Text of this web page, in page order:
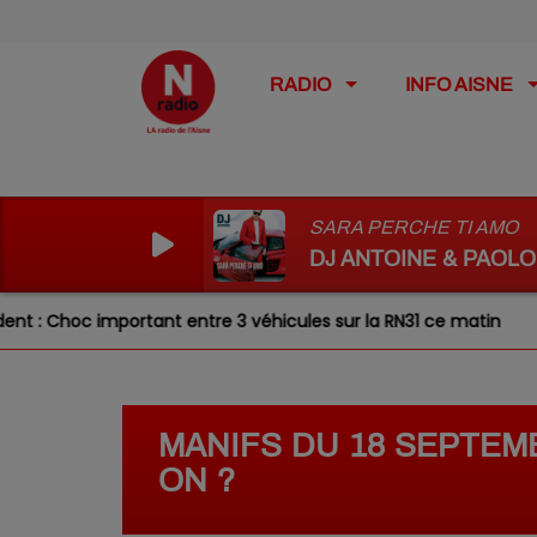
RADIO INFO AISNE
SARA PERCHE TI AMO
DJ ANTOINE &
entre 3 véhicules sur la RN31 ce matin Laon : un
MANIFS DU 18
ON ?